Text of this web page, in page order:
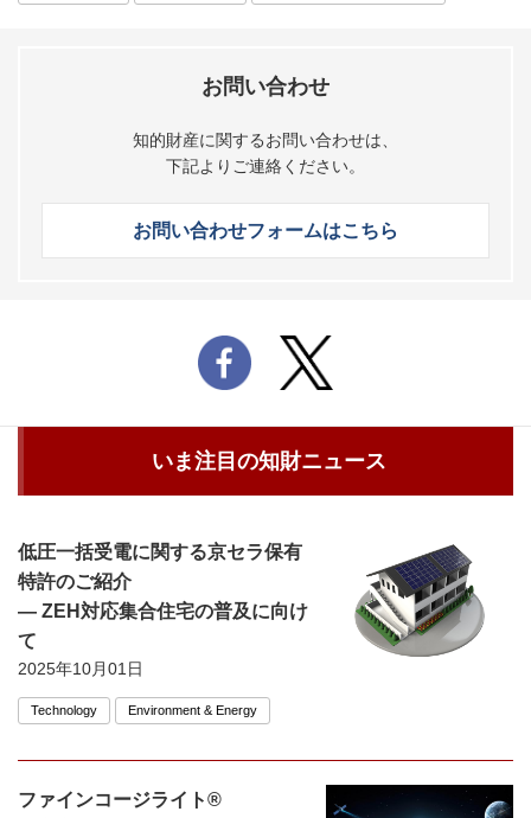
お問い合わせ
知的財産に関するお問い合わせは、
下記よりご連絡ください。
お問い合わせフォームはこちら
いま注目の知財ニュース
低圧一括受電に関する京セラ保有
特許のご紹介
― ZEH対応集合住宅の普及に向け
て
2025年10月01日
Technology Environment & Energy
ファインコージライト®